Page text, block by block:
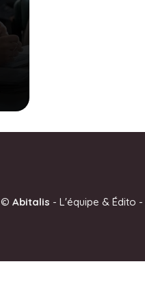
© Abitalis - L'équipe & Édito -